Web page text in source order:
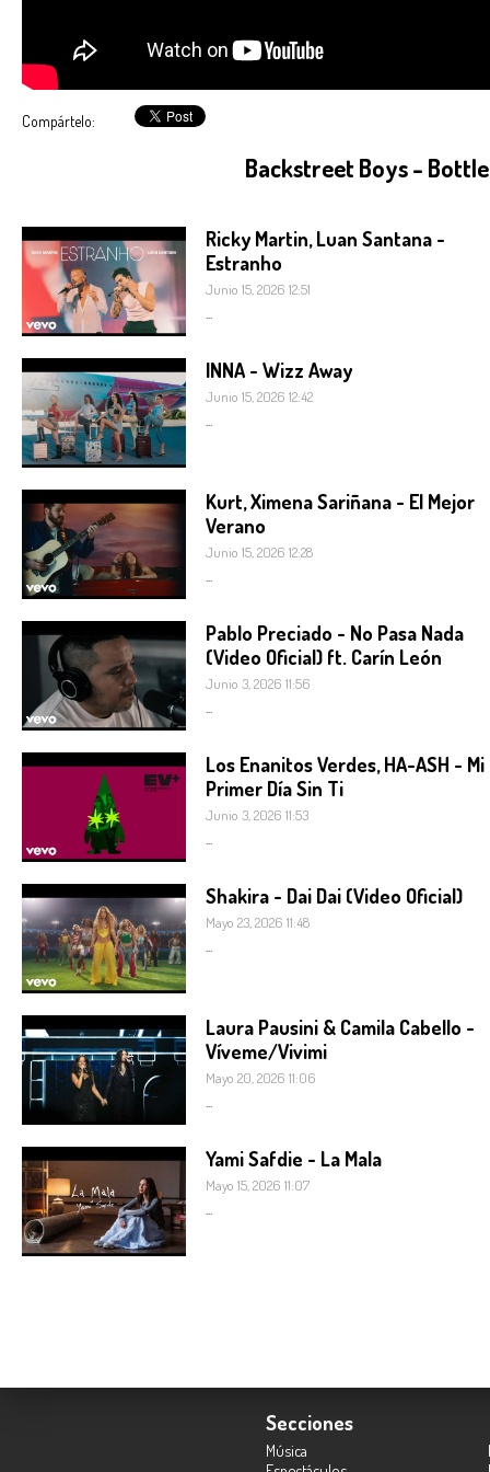
Compártelo:
Backstreet Boys -
Ricky Martin, Luan Santana -
Estranho
Junio 15, 2026 12:51
INNA - Wizz Away
Junio 15, 2026 12:42
Kurt, Ximena Sariñana - El Mejor
Verano
Junio 15, 2026 12:28
Pablo Preciado - No Pasa Nada
(Video Oficial) ft. Carín León
Junio 3, 2026 11:56
Los Enanitos Verdes, HA-ASH - Mi
Primer Día Sin Ti
Junio 3, 2026 11:53
Shakira - Dai Dai (Video Oficial)
Mayo 23, 2026 11:48
Laura Pausini & Camila Cabello -
Víveme/Vivimi
Mayo 20, 2026 11:06
Yami Safdie - La Mala
Mayo 15, 2026 11:07
Secciones
Música